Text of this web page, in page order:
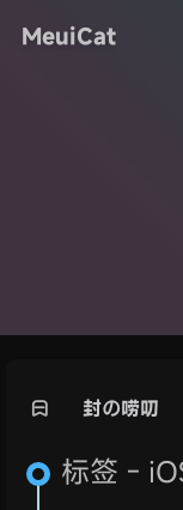
MeuiCat
封の唠叨
标签 -